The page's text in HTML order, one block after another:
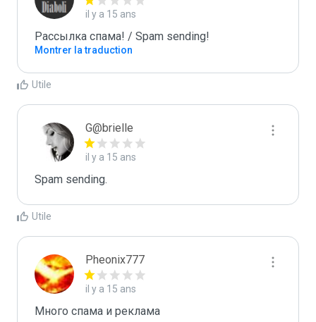
il y a 15 ans
Рассылка спама! / Spam sending!
Montrer la traduction
Utile
G@brielle
il y a 15 ans
Spam sending.
Utile
Pheonix777
il y a 15 ans
Много спама и реклама